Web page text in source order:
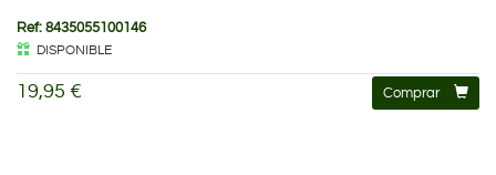
Ref: 8435055100146
DISPONIBLE
19,95 € Comprar